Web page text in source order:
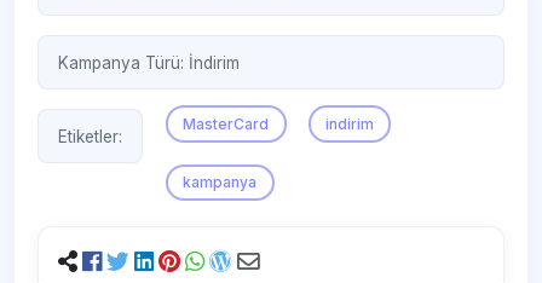
Kampanya Türü: İndirim
Etiketler:
MasterCard indirim
kampanya